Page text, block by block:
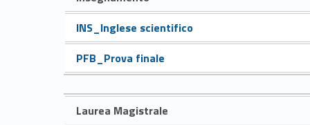
e
g
n
Link identifier #identifier__194377-1
INS_Inglese scientifico
Link identifier #identifier__132242-2
PFB_Prova finale
Laurea Magistrale